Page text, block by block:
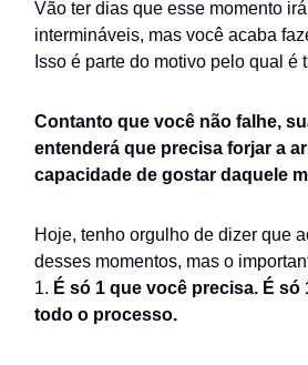
Vão ter dias que esse momento
intermináveis, mas você acaba
Isso é parte do motivo pelo qual é
Contanto que você não falhe,
entenderá que precisa forjar a
capacidade de gostar daquele
Hoje, tenho orgulho de dizer que
desses momentos, mas o
1. É só 1 que você precisa. É só
todo o processo.